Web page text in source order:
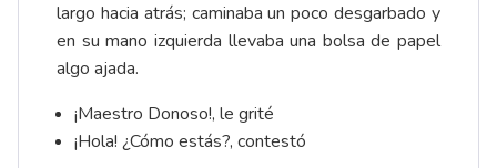
largo hacia atrás; caminaba un poco desgarbado y
en su mano izquierda llevaba una bolsa de papel
algo ajada.
¡Maestro Donoso!, le grité
¡Hola! ¿Cómo estás?, contestó